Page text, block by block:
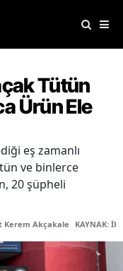
Tütün
Ürün Ele
eş zamanlı
ve binlerce
20 şüpheli
Kerem Akçakale KAYNAK: